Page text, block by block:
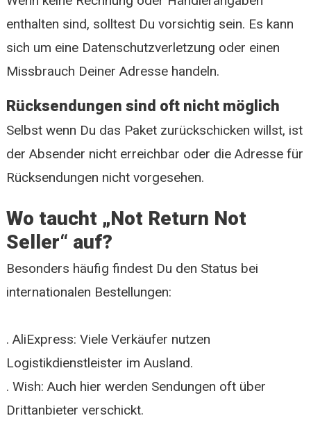
enthalten sind, solltest Du vorsichtig sein. Es kann
sich um eine Datenschutzverletzung oder einen
Missbrauch Deiner Adresse handeln.
Rücksendungen sind oft nicht möglich
Selbst wenn Du das Paket zurückschicken willst, ist
der Absender nicht erreichbar oder die Adresse für
Rücksendungen nicht vorgesehen.
Wo taucht „Not Return Not
Seller“ auf?
Besonders häufig findest Du den Status bei
internationalen Bestellungen:
. AliExpress: Viele Verkäufer nutzen
Logistikdienstleister im Ausland.
. Wish: Auch hier werden Sendungen oft über
Drittanbieter verschickt.